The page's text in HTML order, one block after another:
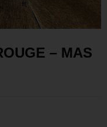
– MAS